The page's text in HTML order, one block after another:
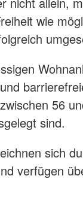
wie
56
sind.
sich
verfügen